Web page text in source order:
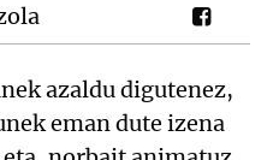
azaldu digutenez,
eman dute izena